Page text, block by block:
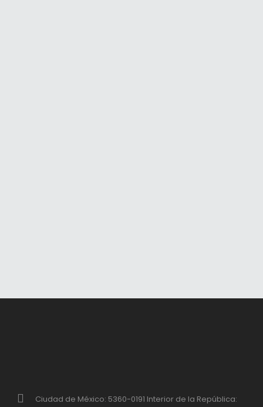
Ciudad de México: 5360-0191 Interior de la República: